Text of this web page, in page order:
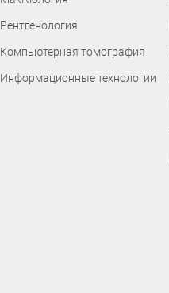
Рентгенология
Компьютерная томография
Информационные технологии